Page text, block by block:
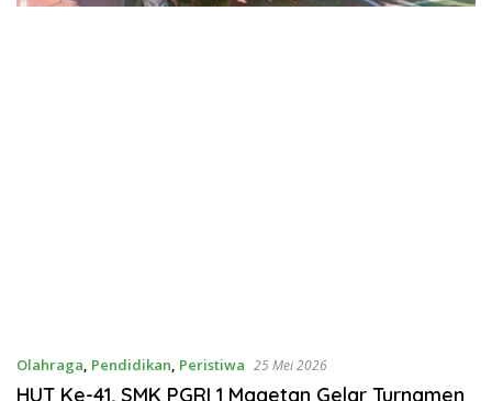
Olahraga, Pendidikan, Peristiwa 25 Mei 2026
HUT Ke-41, SMK PGRI 1 Magetan Gelar Turnamen